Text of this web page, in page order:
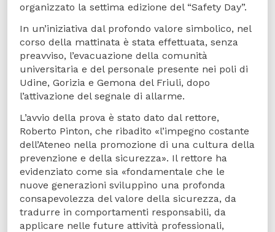
organizzato la settima edizione del “Safety Day”.
In un’iniziativa dal profondo valore simbolico, nel
corso della mattinata è stata effettuata, senza
preavviso, l’evacuazione della comunità
universitaria e del personale presente nei poli di
Udine, Gorizia e Gemona del Friuli, dopo
l’attivazione del segnale di allarme.
L’avvio della prova è stato dato dal rettore,
Roberto Pinton, che ribadito «l’impegno costante
dell’Ateneo nella promozione di una cultura della
prevenzione e della sicurezza». Il rettore ha
evidenziato come sia «fondamentale che le
nuove generazioni sviluppino una profonda
consapevolezza del valore della sicurezza, da
tradurre in comportamenti responsabili, da
applicare nelle future attività professionali,